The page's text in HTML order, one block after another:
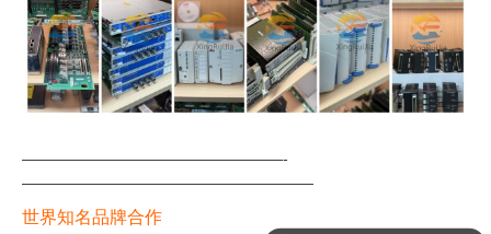
—————————————————-
———————————————————
世界知名品牌合作